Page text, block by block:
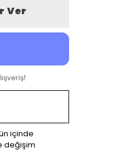
Ver
içinde
değişim